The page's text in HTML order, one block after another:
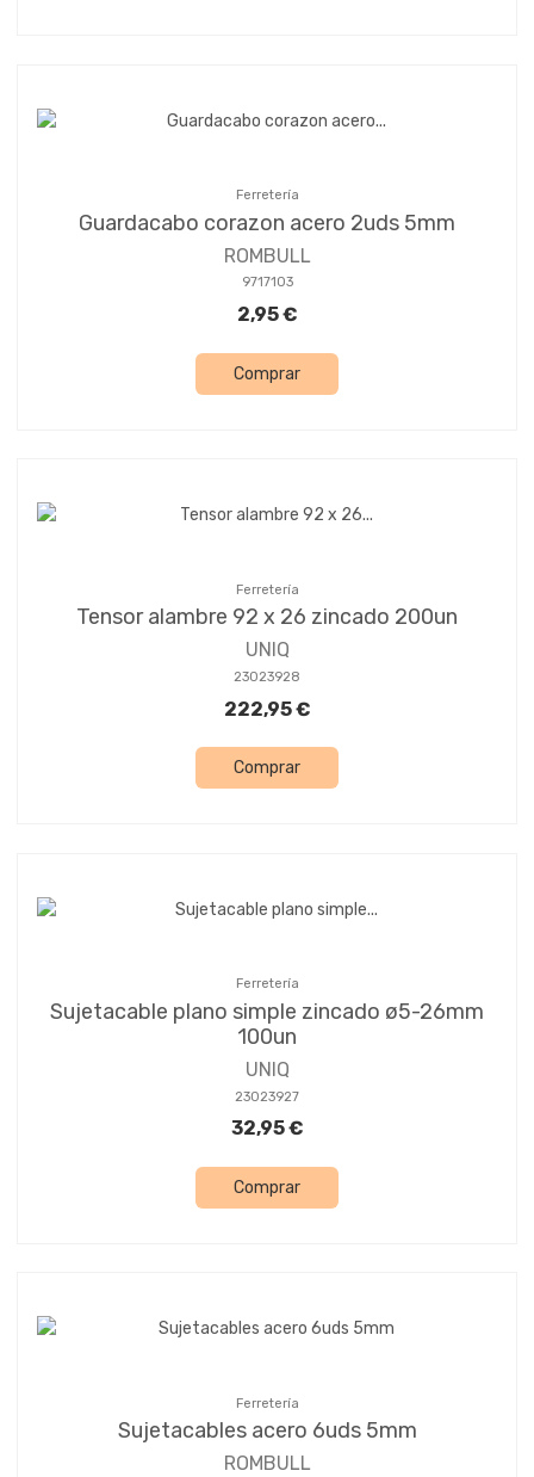
Ferretería
Guardacabo corazon acero 2uds 5mm
ROMBULL
9717103
2,95 €
Comprar
Ferretería
Tensor alambre 92 x 26 zincado 200un
UNIQ
23023928
222,95 €
Comprar
Ferretería
Sujetacable plano simple zincado ø5-26mm
100un
UNIQ
23023927
32,95 €
Comprar
Ferretería
Sujetacables acero 6uds 5mm
ROMBULL